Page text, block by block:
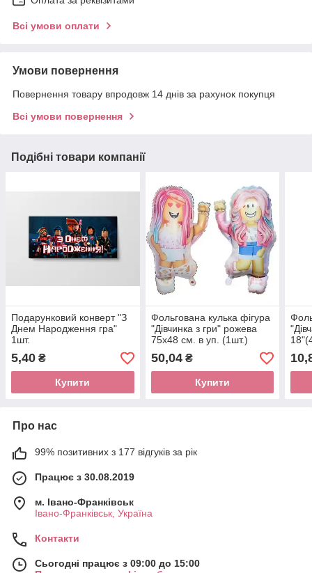
Всі умови оплати
Умови повернення
Повернення товару впродовж 14 днів за рахунок покупця
Всі умови повернення
Подібні товари компанії
Подарунковий конверт "З
Днем Народження гра"
1шт.
5,40 ₴
Купити
Фольгована кулька фігура
"Дівчинка з гри" рожева
75х48 см. в уп. (1шт.)
50,04₴
Купити
Про нас
99% позитивних з 177 відгуків за рік
Працює з 30.08.2019
м. Івано-Франківськ
Івано-Франківськ, Україна
Контакти
Сьогодні працює з 09:00 до 15:00